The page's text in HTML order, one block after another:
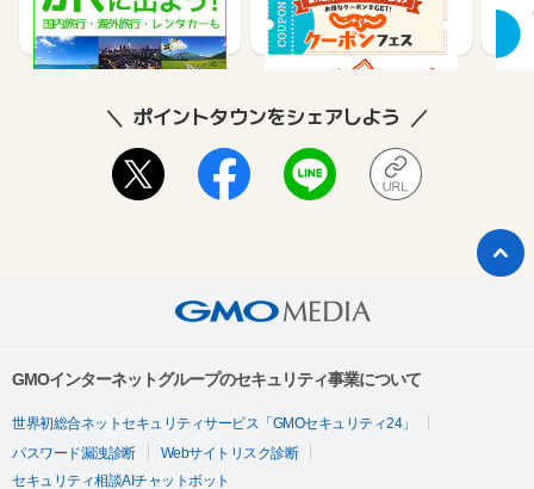
1% 1.2%
ポイントタウンをシェアしよう
GMOインターネットグループのセキュリティ事業について
世界初総合ネットセキュリティサービス「GMOセキュリティ24」
パスワード漏洩診断
Webサイトリスク診断
セキュリティ相談AIチャットボット